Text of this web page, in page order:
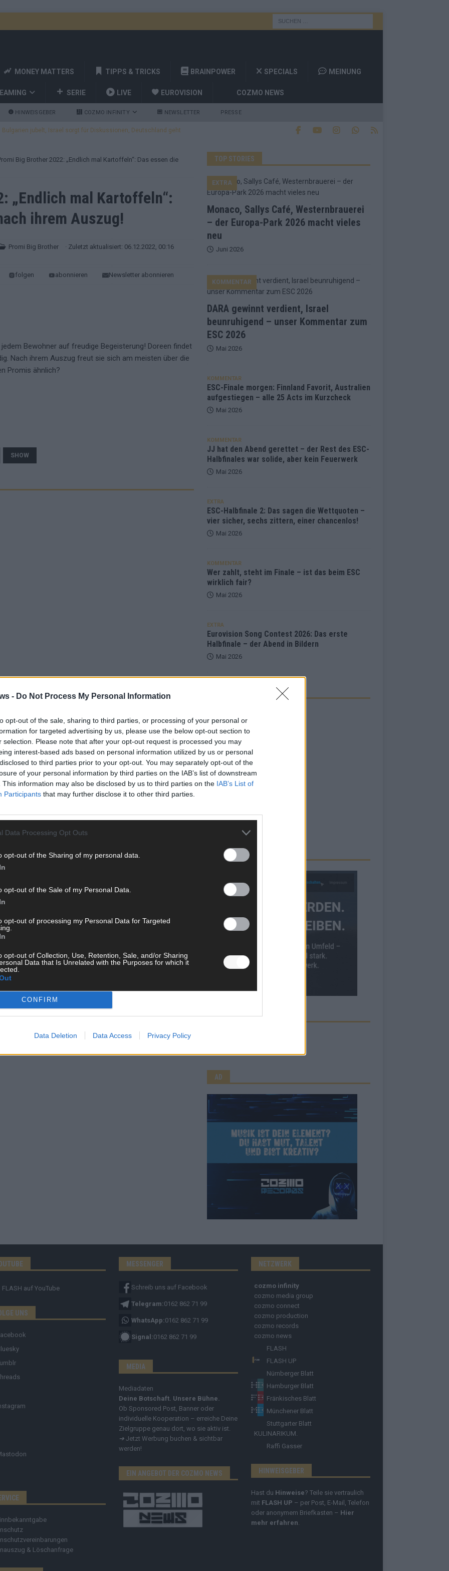
- Do Not Process My Personal Information
opt-out of the sale, sharing to third parties, or processing of your personal or
for targeted advertising by us, please use the below opt-out section to
selection. Please note that after your opt-out request is processed you may
interest-based ads based on personal information utilized by us or personal
to third parties prior to your opt-out. You may separately opt-out of the
of your personal information by third parties on the IAB’s list of downstream
This information may also be disclosed by us to third parties on the IAB’s List of
Participants that may further disclose it to other third parties.
Data Processing Opt Outs
opt-out of the Sharing of my personal data.
opt-out of the Sale of my Personal Data.
opt-out of processing my Personal Data for Targeted
opt-out of Collection, Use, Retention, Sale, and/or Sharing
Data that Is Unrelated with the Purposes for which it
CONFIRM
Data Deletion Data Access Privacy Policy
MONEY MATTERS TIPPS & TRICKS BRAINPOWER SPECIALS MEINUNG
SERIE LIVE EUROVISION COZMO NEWS
HINWEISGEBER COZMO INFINITY NEWSLETTER PRESSE
Bulgarien jubelt, Israel sorgt für Diskussionen, Deutschland geht
und Billy Joel – das ESC-Finale wird eine Party
Favorit, Australien aufgestiegen – alle 25 Acts im Kurzcheck
Zahl zur Ikone wurde: 70 Jahre ESC-Wertungsgeschichte!
– der Europa-Park 2026 macht vieles neu
Big Brother 2022: „Endlich mal Kartoffeln“: Das essen die
„Endlich mal Kartoffeln“:
ihrem Auszug!
Promi Big Brother
· Zuletzt aktualisiert: 06.12.2022, 00:16
folgen abonnieren Newsletter abonnieren
Bewohner auf freudige Begeisterung! Doreen findet
Nach ihrem Auszug freut sie sich am meisten über die
Promis ähnlich?
SHOW
UP 22529 Artikel
Team hinter den News, Storys und Videos, die ihr auf
Nachrichten, coole Tipps, spannende Hintergründe
TOP STORIES
Monaco, Sallys Café, Westernbrauerei
– der Europa-Park 2026 macht vieles
neu
EXTRA
Juni 2026
DARA gewinnt verdient, Israel
beunruhigend – unser Kommentar zum
ESC 2026
KOMMENTAR
Mai 2026
KOMMENTAR
ESC-Finale morgen: Finnland Favorit, Australien
aufgestiegen – alle 25 Acts im Kurzcheck
Mai 2026
KOMMENTAR
JJ hat den Abend gerettet – der Rest des ESC-
Halbfinales war solide, aber kein Feuerwerk
Mai 2026
EXTRA
ESC-Halbfinale 2: Das sagen die Wettquoten –
vier sicher, sechs zittern, einer chancenlos!
Mai 2026
KOMMENTAR
Wer zahlt, steht im Finale – ist das beim ESC
wirklich fair?
Mai 2026
EXTRA
Eurovision Song Contest 2026: Das erste
Halbfinale – der Abend in Bildern
Mai 2026
WERBE BEI UNS!
CHECK UNS AUF FACEBOOK
AD
FLASH auf YouTube
UNS
& Löschanfrage
MESSENGER
Schreib uns auf Facebook
Telegram:0162 862 71 99
WhatsApp:0162 862 71 99
Signal:0162 862 71 99
MEDIA
Mediadaten
Deine Botschaft. Unsere Bühne.
Ob Sponsored Post, Banner oder
individuelle Kooperation – erreiche Deine
Zielgruppe genau dort, wo sie aktiv ist.
➔ Jetzt Werbung buchen & sichtbar
werden!
EIN ANGEBOT DER COZMO NEWS
NETZWERK
cozmo infinity
cozmo media group
cozmo connect
cozmo production
cozmo records
cozmo news
FLASH
FLASH UP
Nürnberger Blatt
Hamburger Blatt
Fränkisches Blatt
Münchener Blatt
Stuttgarter Blatt
KULINARIKUM.
Raffi Gasser
HINWEISGEBER
Hast du Hinweise? Teile sie vertraulich
mit FLASH UP – per Post, E-Mail, Telefon
oder anonymem Briefkasten – Hier
mehr erfahren.